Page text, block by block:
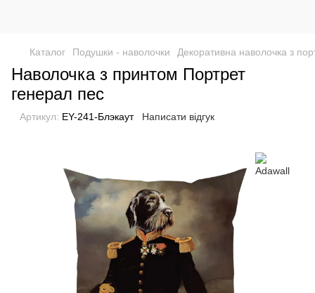
Каталог Подушки - наволочки Декоративна наволочка з
Наволочка з принтом Портрет
генерал пес
Артикул: EY-241-Блэкаут Написати відгук